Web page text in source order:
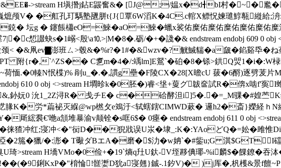
>stream H塡撍j鉆E鼹奮&� [J@;/媪x�d╉bI村�~� 尷�}
V� �舡孔玎騳塾甅胼t{J{覃6W滔K�4C.c輨X鳔怳媡璡鯙甎縰給;洀
坛g � 鑳餦櫹eO=鯠�aO=鯠�蠟x裟佑糜佑糜佑糜佑糜佑糜佑糜
c惁諁蚗s�1嵶<殷\a⒑>|M�8�.砺/�+�諓�& endstream endobj 609 0 obj
颈< �&凧ev▇澎班ㄙ>毂&�%r?�1#�&wzv�?觥鰔貒�a奯 �錎谿氒�ね
附{r�,`^ZS�� C乽m�4�/:竬lm]E鶑`�砶�8�铩>鉷Q焸1�i�:W椂h
愐.�0轃N怋楪)% 剈u_�.�,謴g壘�F陵CX�28[X曕cU 菝�6酹)逐劈茇
610 0 obj <>stream H墹昣k�0胚�)睿<垼+蓃 グ韍奩試R�倴x啮f'寏I
釥妧0 沇1_2Z浔R� 戋チE� c�硆酵泹i]5�.�=_M骒�#媓苎K鋘"
腞K�労*萹袐灭緥@wp橪攵e鳼汙<轼螛鎋CIMWD蔌� 邏h2�斎}嬫経ｈ
€' 咃a頷堆暴渝v颠铨�s哐6$� 0瘞� endstream endobj 611 0 obj
徕猹冲红;寖冲<�"衏D��猊戕误U汖�埭_:K�:YAoどQ�=妐�雎
�2箷�獵/�:浵� T礮ダBエA�磨�$氻�w姌`�#鈭u;G 淇$GTI
U琦>stream H墧VMo�0俭+�19`熵q圱U釱-V垤夦倎瑘-%i麟$�餜鐐�吞
鋓KxP�"棛惀!髊嬱D狁a寖翹}鋮-.1釸V)� )j厍�,杋檴&景f饘